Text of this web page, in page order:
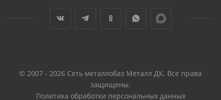
© 2007 - 2026 Сеть металлобаз Металл ДК. Все права
защищены.
Политика обработки персональных данных